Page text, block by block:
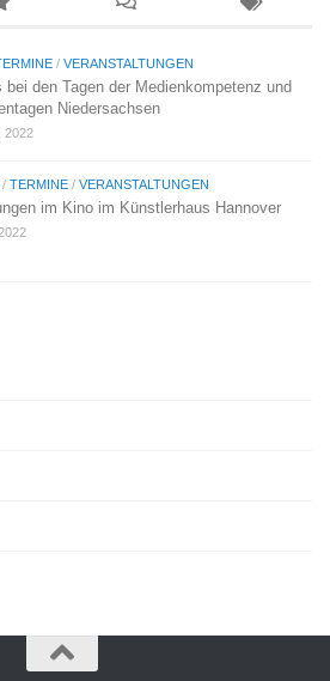
/ VERANSTALTUNGEN
bei den Tagen der Medienkompetenz und
Niedersachsen
2022
/ TERMINE / VERANSTALTUNGEN
im Kino im Künstlerhaus Hannover